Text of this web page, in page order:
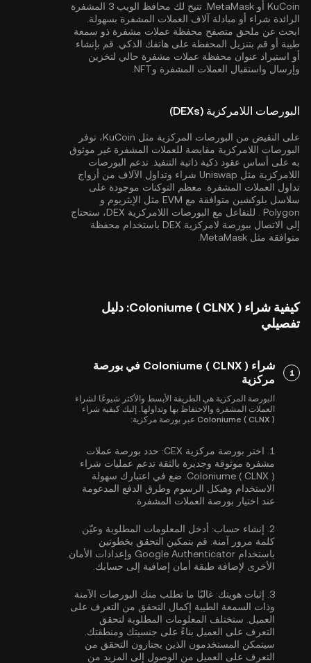
KuCoin
أو MetaMask. تتيح لك محافظ الويب 3 المشفرة
الرائدة شراء أو مبادلة آلاف العملات المشفرة بسهولة.
ابحث عن ملحق متصفح محفظة عملات مشفرة ذو سمعة
طيبة أو قم بتنزيل المحفظة على هاتفك الذكي. قم بإنشاء
أو استيراد عنوان محفظة عملات مشفرة حالي لتخزين
وإرسال واستقبال العملات المشفرة وNFT.
البورصات اللامركزية (DEXs)
على النقيض من البورصات المركزية مثل KuCoin، توفر
البورصات اللامركزية مقايضة للعملات المشفرة غير موثوق
به على أساس عقود ذكية ذاتية التنفيذ. تدعم البورصات
اللامركزية مثل Uniswap شراء وتداول الآلاف من أزواج
تداول العملات المشفرة. معظم التوكنات موجودة على
سلاسل بلوكشين متوافقة مع EVM مثل
الإيثريوم و
Polygon
. للتفاعل مع البورصات اللامركزية DEX، ستحتاج
إلى الاتصال ببورصة لامركزية DEX باستخدام محفظة
متوافقة مثل MetaMask.
كيفية شراء Coloniume ( CLNX ): دليل
تفصيلي
1
شراء Coloniume ( CLNX ) في بورصة
مركزية
البورصة المركزية هي الطريقة الأبسط والأكثر شيوعًا لشراء
العملات المشفرة والاحتفاظ بها وتداولها. إليك كيفية شراء
Coloniume ( CLNX ) عبر بورصة مركزية:
1. اختر بورصة مركزية CEX:
حدد بورصة عملات
مشفرة موثوقة وجديرة بالثقة تدعم عمليات شراء
Coloniume ( CLNX ). ضع في اعتبارك سهولة
الاستخدام وهيكل الرسوم وطرق الدفع المدعومة
عند اختيار بورصة العملات المشفرة.
2. إنشاء حساب: أدخل المعلومات المطلوبة وعيّن
كلمة مرور آمنة. قم بتمكين التحقق بخطوتين
باستخدام Google Authenticator
وإعدادات الأمان
الأخرى لإضافة طبقة أمان إضافية إلى حسابك.
3. إثبات هويتك: غالبًا ما تطلب منك البورصات الآمنة
وذات السمعة الطيبة إكمال التحقق من التعرف على
العميل . ستختلف المعلومات المطلوبة لتحقق
التعرف على العميل بناءً على جنسيتك ومنطقتك.
سيتمكن المستخدمون الذين يجتازون التحقق من
التعرف على العميل من الوصول إلى المزيد من